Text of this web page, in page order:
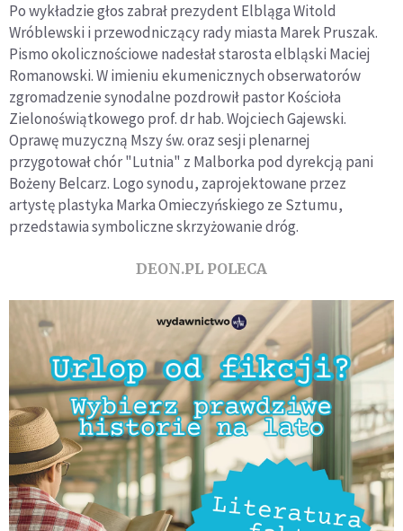
Po wykładzie głos zabrał prezydent Elbląga Witold
Wróblewski i przewodniczący rady miasta Marek Pruszak.
Pismo okolicznościowe nadesłał starosta elbląski Maciej
Romanowski. W imieniu ekumenicznych obserwatorów
zgromadzenie synodalne pozdrowił pastor Kościoła
Zielonoświątkowego prof. dr hab. Wojciech Gajewski.
Oprawę muzyczną Mszy św. oraz sesji plenarnej
przygotował chór "Lutnia" z Malborka pod dyrekcją pani
Bożeny Belcarz. Logo synodu, zaprojektowane przez
artystę plastyka Marka Omieczyńskiego ze Sztumu,
przedstawia symboliczne skrzyżowanie dróg.
DEON.PL POLECA